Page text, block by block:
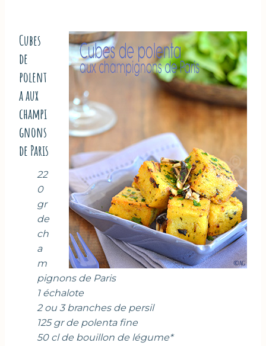
Cubes
de
polent
a aux
champi
gnons
de Paris
22
0
gr
de
ch
a
m
pignons de Paris
1 échalote
2 ou 3 branches de persil
125 gr de polenta fine
50 cl de bouillon de légume*